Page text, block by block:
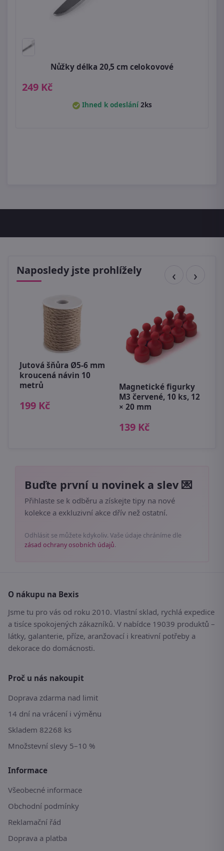
Nůžky délka 20,5 cm celokovové
249 Kč
Ihned k odeslání2ks
Naposledy jste prohlížely
Jutová šňůra Ø5-6 mm
kroucená návin 10
metrů
199 Kč
Magnetické figurky
M3 červené, 10 ks, 12
× 20 mm
139 Kč
Buďte první u novinek a slev 💌
Přihlaste se k odběru a získejte tipy na nové
kolekce a exkluzivní akce dřív než ostatní.
Odhlásit se můžete kdykoliv. Vaše údaje chráníme dle
zásad ochrany osobních údajů.
O nákupu na Bexis
Jsme tu pro vás od roku 2010. Vlastní sklad, rychlá expedice
a tisíce spokojených zákazníků. V nabídce 19039 produktů –
látky, galanterie, příze, aranžovací i kreativní potřeby a
dekorace do domácnosti.
Proč u nás nakoupit
Doprava zdarma nad limit
14 dní na vrácení i výměnu
Skladem 82268 ks
Množstevní slevy 5–10 %
Informace
Všeobecné informace
Obchodní podmínky
Reklamační řád
Doprava a platba